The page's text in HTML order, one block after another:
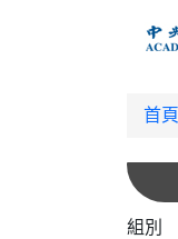
首頁
組別